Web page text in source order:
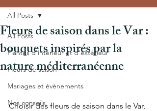
All Posts
Plantes d'intérieur et d'extérieur
Fleurs de saison
Mariages et évènements
Nos conseils
All Posts
Fleurs de saison dans le Var :
bouquets inspirés par la
nature méditerranéenne
Choisir des fleurs de saison dans le Var,